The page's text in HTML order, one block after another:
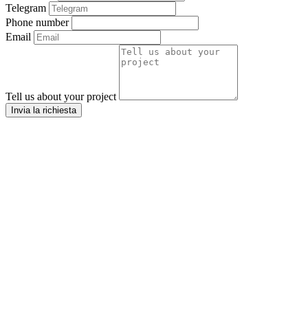
Telegram
Phone number
Email
Tell us about your project
Invia la richiesta